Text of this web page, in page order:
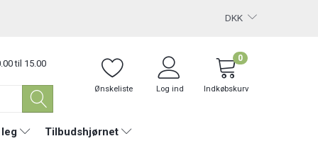
DKK
til 15.00
Ønskeliste Log ind Indkøbskurv
0
Tilbudshjørnet